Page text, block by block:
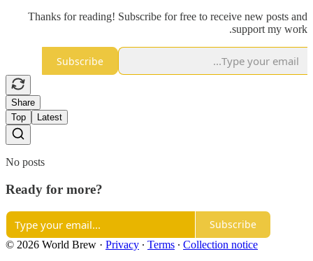
Thanks for reading! Subscribe for free to receive new posts and
support my work.
Subscribe
Share
Top
Latest
No posts
Ready for more?
Subscribe
© 2026 World Brew · Privacy ∙ Terms ∙ Collection notice